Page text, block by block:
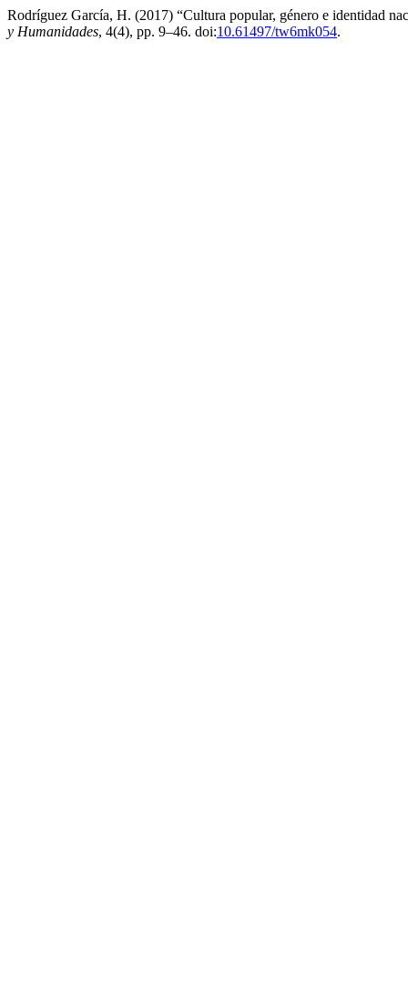
Rodríguez García, H. (2017) “Cultura popular, género e identidad
y Humanidades, 4(4), pp. 9–46. doi:10.61497/tw6mk054.